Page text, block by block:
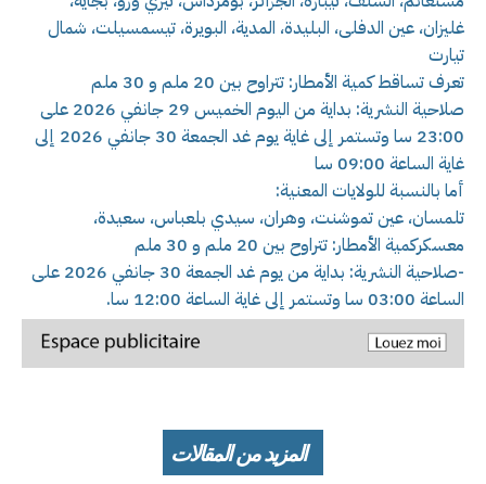
غليزان، عين الدفلى، البليدة، المدية، البويرة، تيسمسيلت، شمال
تيارت
تعرف تساقط كمية الأمطار: تتراوح بين 20 ملم و 30 ملم
صلاحية النشرية: بداية من اليوم الخميس 29 جانفي 2026 على
23:00 سا وتستمر إلى غاية يوم غد الجمعة 30 جانفي 2026 إلى
غاية الساعة 09:00 سا
أما بالنسبة للولايات المعنية:
تلمسان، عين تموشنت، وهران، سيدي بلعباس، سعيدة،
معسكركمية الأمطار: تتراوح بين 20 ملم و 30 ملم
-صلاحية النشرية: بداية من يوم غد الجمعة 30 جانفي 2026 على
الساعة 03:00 سا وتستمر إلى غاية الساعة 12:00 سا.
المزيد من المقالات